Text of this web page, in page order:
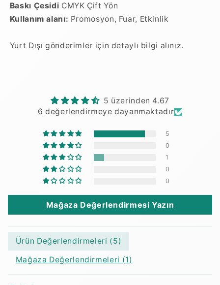
Baskı Çesidi CMYK Çift Yön
Kullanım alanı: Promosyon, Fuar, Etkinlik
Yurt Dışı gönderimler için detaylı bilgi alınız.
5 üzerinden 4.67
6 değerlendirmeye dayanmaktadır
5
0
1
0
0
Mağaza Değerlendirmesi Yazın
Ürün Değerlendirmeleri (5)
Mağaza Değerlendirmeleri (1)